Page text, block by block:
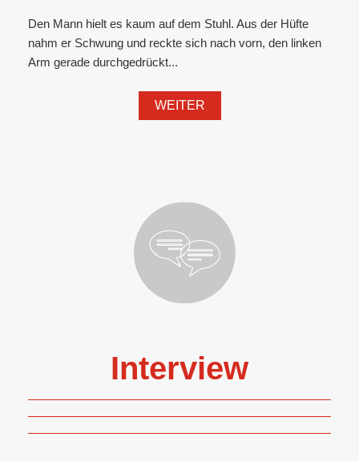
Den Mann hielt es kaum auf dem Stuhl. Aus der Hüfte
nahm er Schwung und reckte sich nach vorn, den linken
Arm gerade durchgedrückt...
WEITER
Interview